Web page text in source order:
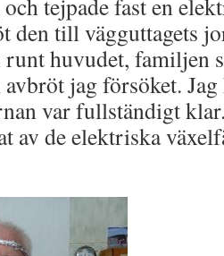
tejpade fast en
den till vägguttagets
huvudet, familjen
jag försöket.
var fullständigt
av de elektriska